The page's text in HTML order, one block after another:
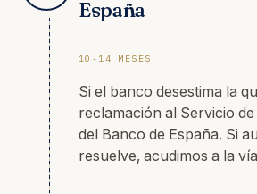
España
10-14 MESES
Si el banco desestima la
reclamación al Servicio
del Banco de España. Si
resuelve, acudimos a la